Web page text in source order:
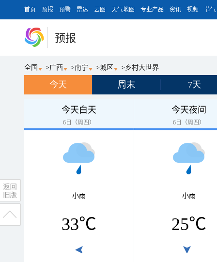
首页 预报 预警 雷达 云图 天气地图 专业产品 资讯 视频 节气
预报
全国 >广西 >南宁 >城区 > 乡村大世界
今天 周末 7天
今天白天
6日（周四）
小雨
33℃
今天夜间
6日（周四）
小雨
25℃